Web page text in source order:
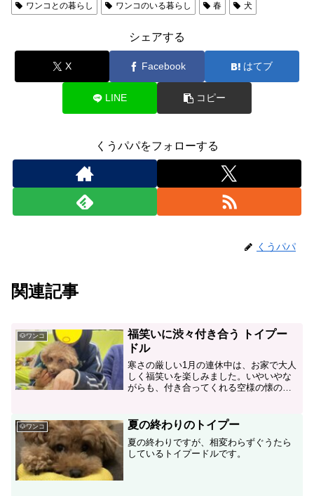
ワンコとの暮らし
ワンコのいる暮らし 春 犬
シェアする
X Facebook はてブ
LINE コピー
くうパパをフォローする
くうパパ
関連記事
🐶ワンコ
福笑いに渋々付き合う トイプー
ドル
寒さの厳しい1月の連休中は、お家で大人
しく福笑いを楽しみました。いやいやな
がらも、付き合ってくれる空様の懐の深
🐶ワンコ 夏の終わりのトイプー
夏の終わりですが、相変わらずぐうたら
しているトイプードルです。